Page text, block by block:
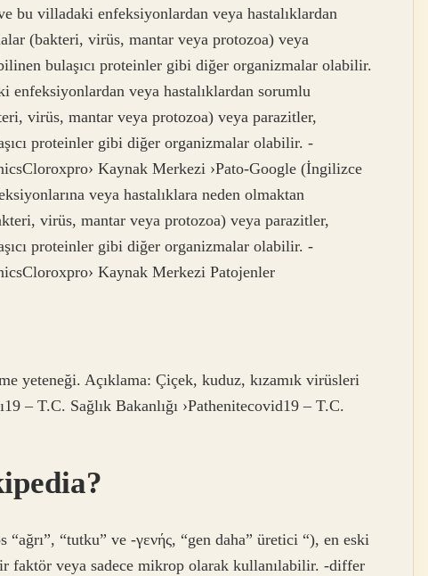
bu villadaki enfeksiyonlardan veya hastalıklardan
(bakteri, virüs, mantar veya protozoa) veya
bulaşıcı proteinler gibi diğer organizmalar olabilir.
veya hastalıklardan sorumlu
virüs, mantar veya protozoa) veya parazitler,
proteinler gibi diğer organizmalar olabilir. -
Kaynak Merkezi ›Pato-Google (İngilizce
veya hastalıklara neden olmaktan
virüs, mantar veya protozoa) veya parazitler,
proteinler gibi diğer organizmalar olabilir. -
Kaynak Merkezi Patojenler
yeteneği. Açıklama: Çiçek, kuduz, kızamık virüsleri
– T.C. Sağlık Bakanlığı ›Pathenitecovid19 – T.C.
“tutku” ve -γενής, “gen daha” üretici “), en eski
faktör veya sadece mikrop olarak kullanılabilir. -differ